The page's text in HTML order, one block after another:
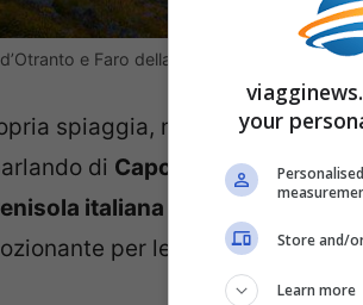
e Faro della Palascìa (iStock)
spiaggia, ma un
di Capo d’Otranto, detto
italiana e il primo dove
per le vostre albe
your
Store and/
Learn more